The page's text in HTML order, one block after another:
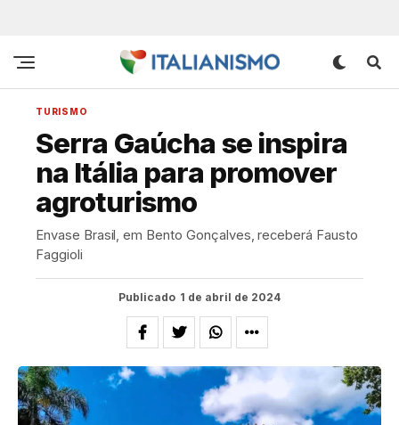
TURISMO
Serra Gaúcha se inspira
na Itália para promover
agroturismo
Envase Brasil, em Bento Gonçalves, receberá Fausto
Faggioli
Publicado 1 de abril de 2024